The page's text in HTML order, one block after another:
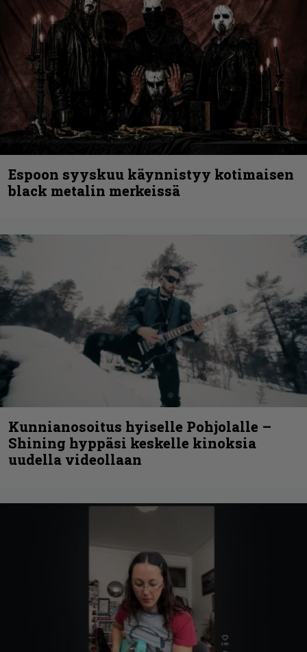
Espoon syyskuu käynnistyy kotimaisen
black metalin merkeissä
Kunnianosoitus hyiselle Pohjolalle –
Shining hyppäsi keskelle kinoksia
uudella videollaan